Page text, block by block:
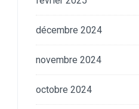
décembre 2024
novembre 2024
octobre 2024